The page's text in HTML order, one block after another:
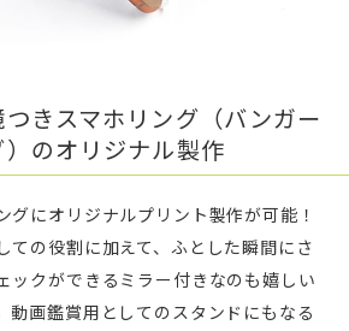
きスマホリング（バンガー
）のオリジナル製作
グにオリジナルプリント製作が可能！
ての役割に加えて、ふとした瞬間にさ
ックができるミラー付きなのも嬉しい
動画鑑賞用としてのスタンドにもなる